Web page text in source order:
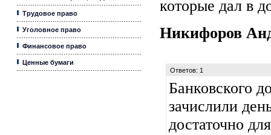
Трудовое право
Уголовное право
Финансовое право
Ценные бумаги
которые дал в
Никифоров
Ответов: 1
Банковского
зачислили
достаточно